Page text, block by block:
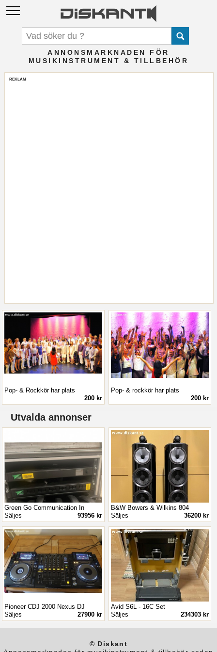
ANNONSMARKNADEN FÖR
MUSIKINSTRUMENT & TILLBEHÖR
REKLAM
Pop- & Rockkör har plats
200 kr
Pop- & rockkör har plats
200 kr
Utvalda annonser
Green Go Communication In
93956 kr
Säljes
B&W Bowers & Wilkins 804
36200 kr
Säljes
Pioneer CDJ 2000 Nexus DJ
27900 kr
Säljes
Avid S6L - 16C Set
234303 kr
Säljes
© Diskant